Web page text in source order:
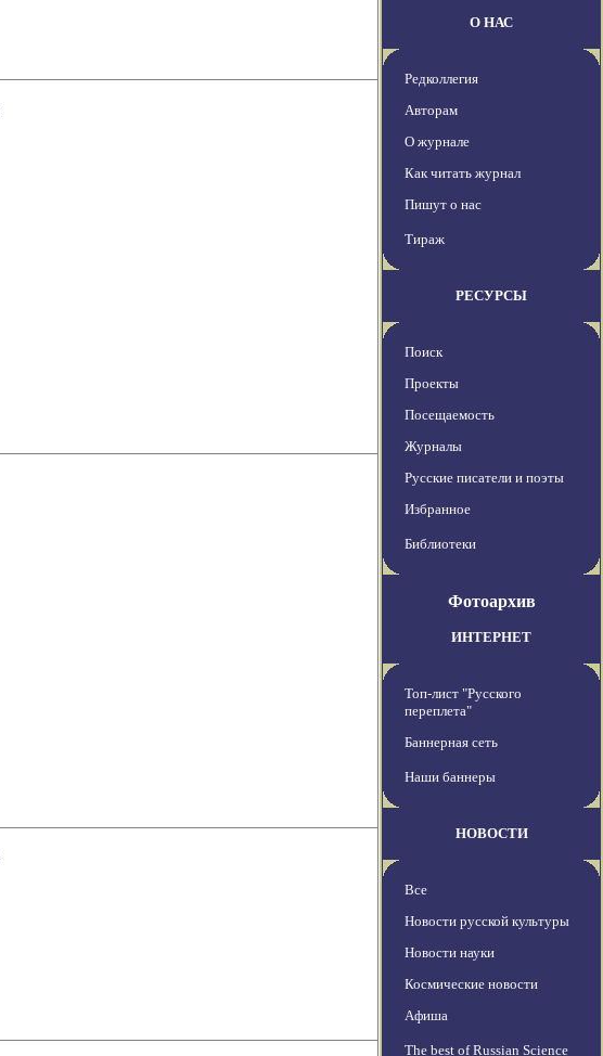
О НАС
Редколлегия
Авторам
О журнале
Как читать журнал
Пишут о нас
Тираж
РЕСУРСЫ
Поиск
Проекты
Посещаемость
Журналы
Русские писатели и поэты
Избранное
Библиотеки
Фотоархив
ИНТЕРНЕТ
Топ-лист "Русского
переплета"
Баннерная сеть
Наши баннеры
НОВОСТИ
Все
Новости русской культуры
Новости науки
Космические новости
Афиша
The best of Russian Science